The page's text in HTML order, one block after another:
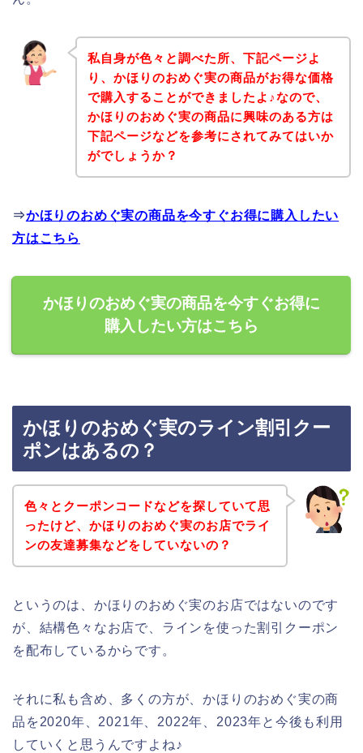
私自身が色々と調べた所、下記ページよ
り、かほりのおめぐ実の商品がお得な価格
で購入することができましたよ♪なので、
かほりのおめぐ実の商品に興味のある方は
下記ページなどを参考にされてみてはいか
がでしょうか？
⇒かほりのおめぐ実の商品を今すぐお得に購入したい
方はこちら
かほりのおめぐ実の商品を今すぐお得に
購入したい方はこちら
かほりのおめぐ実のライン割引クー
ポンはあるの？
色々とクーポンコードなどを探していて思
ったけど、かほりのおめぐ実のお店でライ
ンの友達募集などをしていないの？
というのは、かほりのおめぐ実のお店ではないのです
が、結構色々なお店で、ラインを使った割引クーポン
を配布しているからです。
それに私も含め、多くの方が、かほりのおめぐ実の商
品を2020年、2021年、2022年、2023年と今後も利用
していくと思うんですよね♪